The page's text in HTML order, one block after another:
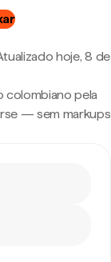
hoje, 8 de
colombiano pela
— sem markups